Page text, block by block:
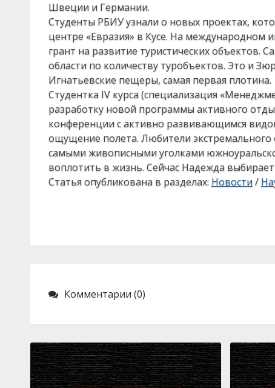
Швеции и Германии.
Студенты РБИУ узнали о новых проектах,
центре «Евразия» в Кусе. На международном
грант на развитие туристических объектов.
области по количеству туробъектов. Это и
Игнатьевские пещеры, самая первая плотина.
Студентка IV курса (специализация
разработку новой программы активного
конференции с активно развивающимся
ощущение полета. Любители экстремального
самыми живописными уголками
воплотить в жизнь. Сейчас Надежда
Статья опубликована в разделах: Новости/
Комментарии (0)